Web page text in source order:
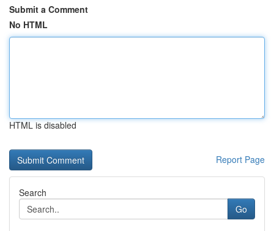
Submit a Comment
No HTML
HTML is disabled
Report Page
Search
Go